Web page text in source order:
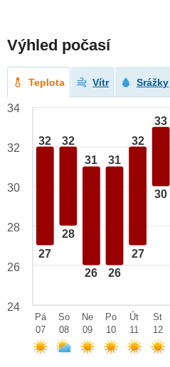
Výhled počasí
Teplota Vítr Srážky
32
27
32
28
31
26
31
26
32
27
33
30
34
32
30
28
26
24
Pá
07
So
08
Ne
09
Po
10
Út
11
St
12